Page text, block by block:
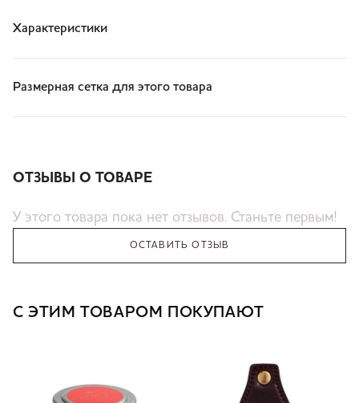
Характеристики
Размерная сетка для этого товара
ОТЗЫВЫ О ТОВАРЕ
У этого товара пока нет отзывов. Станьте первым!
ОСТАВИТЬ ОТЗЫВ
С ЭТИМ ТОВАРОМ ПОКУПАЮТ